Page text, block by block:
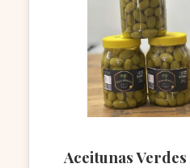
Aceitunas